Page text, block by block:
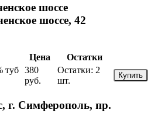
шоссе
шоссе, 42
Цена
Остатки
туб 380
руб.
Остатки: 2
шт.
Купить
г. Симферополь, пр.